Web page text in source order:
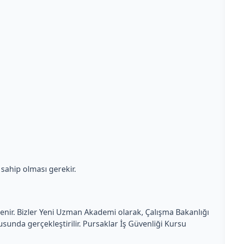
olması gerekir.
Bizler Yeni Uzman Akademi olarak, Çalışma Bakanlığı
gerçekleştirilir. Pursaklar İş Güvenliği Kursu